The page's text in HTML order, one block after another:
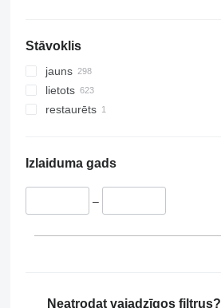
Stāvoklis
jauns
lietots
restaurēts
Izlaiduma gads
–
Neatrodat vajadzīgos filtrus?